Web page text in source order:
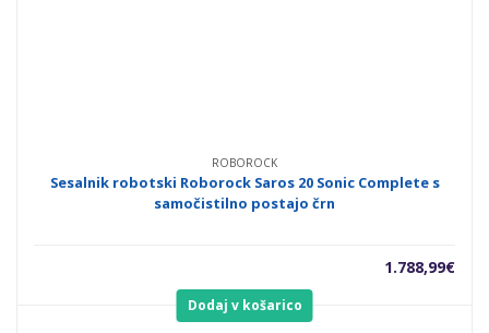
ROBOROCK
Sesalnik robotski Roborock Saros 20 Sonic Complete s
samočistilno postajo črn
1.788,99€
Dodaj v košarico